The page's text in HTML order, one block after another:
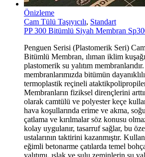
Önizleme
Cam Tülü Taşıyıcılı, Standart
PP 300 Bitümlü Siyah Membran
Penguen Serisi (Plastomerik Seri)
Bitümlü Membran, ılıman iklim
plastomerik su yalıtım
membranlarımızda bitümün
termoplastik reçineli
Membranların fiziksel dirençlerini
olarak camtülü ve polyester keçe
hava koşullarında erime ve akma,
çatlama ve kırılmalar söz konusu
kolay uygulanır, tasarruf sağlar, bu
ustalarının taktirini kazanmıştır.
eğimli betonarme çatılarda temel